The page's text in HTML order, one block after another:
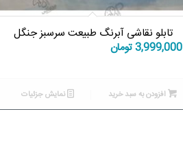
تابلو نقاشی آبرنگ طبیعت سرسبز جنگل
3,999,000تومان
افزودن به سبد خرید نمایش جزئیات